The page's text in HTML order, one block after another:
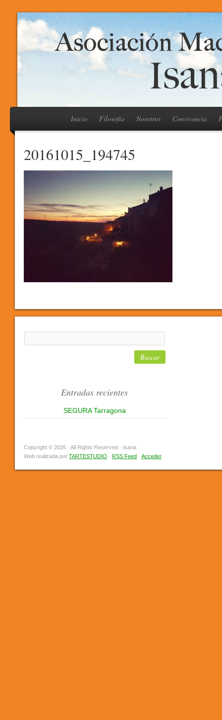
Inicio Filosofía Nosotros Convivencia
20161015_194745
Entradas recientes
SEGURA Tarragona
Copyright © 2026 · All Rights Reserved · Isana
Web realizada por TARTESTUDIO · RSS Feed · Acceder